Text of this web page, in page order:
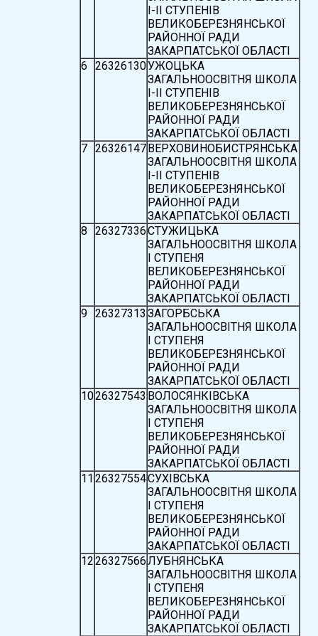
І-ІІ СТУПЕНІВ
ВЕЛИКОБЕРЕЗНЯНСЬКОЇ
РАЙОННОЇ РАДИ
ЗАКАРПАТСЬКОЇ ОБЛАСТІ
6
26326130УЖОЦЬКА
ЗАГАЛЬНООСВІТНЯ ШКОЛА
І-ІІ СТУПЕНІВ
ВЕЛИКОБЕРЕЗНЯНСЬКОЇ
РАЙОННОЇ РАДИ
ЗАКАРПАТСЬКОЇ ОБЛАСТІ
7 26326147ВЕРХОВИНОБИСТРЯНСЬКА
ЗАГАЛЬНООСВІТНЯ ШКОЛА
І-ІІ СТУПЕНІВ
ВЕЛИКОБЕРЕЗНЯНСЬКОЇ
РАЙОННОЇ РАДИ
ЗАКАРПАТСЬКОЇ ОБЛАСТІ
8
26327336СТУЖИЦЬКА
ЗАГАЛЬНООСВІТНЯ ШКОЛА
І СТУПЕНЯ
ВЕЛИКОБЕРЕЗНЯНСЬКОЇ
РАЙОННОЇ РАДИ
ЗАКАРПАТСЬКОЇ ОБЛАСТІ
9 26327313 ЗАГОРБСЬКА
ЗАГАЛЬНООСВІТНЯ ШКОЛА
І СТУПЕНЯ
ВЕЛИКОБЕРЕЗНЯНСЬКОЇ
РАЙОННОЇ РАДИ
ЗАКАРПАТСЬКОЇ ОБЛАСТІ
1026327543 ВОЛОСЯНКІВСЬКА
ЗАГАЛЬНООСВІТНЯ ШКОЛА
І СТУПЕНЯ
ВЕЛИКОБЕРЕЗНЯНСЬКОЇ
РАЙОННОЇ РАДИ
ЗАКАРПАТСЬКОЇ ОБЛАСТІ
11 26327554СУХІВСЬКА
ЗАГАЛЬНООСВІТНЯ ШКОЛА
І СТУПЕНЯ
ВЕЛИКОБЕРЕЗНЯНСЬКОЇ
РАЙОННОЇ РАДИ
ЗАКАРПАТСЬКОЇ ОБЛАСТІ
1226327566ЛУБНЯНСЬКА
ЗАГАЛЬНООСВІТНЯ ШКОЛА
І СТУПЕНЯ
ВЕЛИКОБЕРЕЗНЯНСЬКОЇ
РАЙОННОЇ РАДИ
ЗАКАРПАТСЬКОЇ ОБЛАСТІ